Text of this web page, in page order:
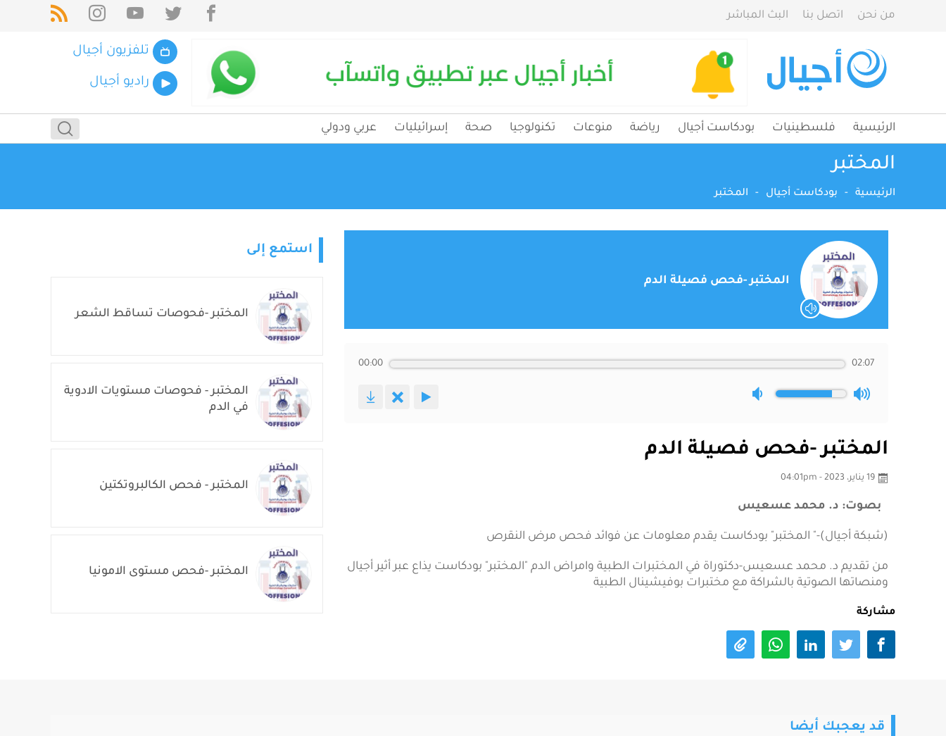
من نحن اتصل بنا البث المباشر
تلفزيون أجيال
راديو أجيال
الرئيسية فلسطينيات بودكاست أجيال رياضة منوعات تكنولوجيا صحة إسرائيليات عربي ودولي
المختبر
الرئيسية - بودكاست أجيال - المختبر
المختبر -فحص فصيلة الدم
00:00 02:07
المختبر -فحص فصيلة الدم
19 يناير، 2023 - 04:01pm
بصوت: د. محمد عسعيس
(شبكة أجيال)-" المختبر" بودكاست يقدم معلومات عن فوائد فحص مرض النقرص
من تقديم د. محمد عسعيس-دكتوراة في المختبرات الطبية وامراض الدم "المختبر" بودكاست يذاع عبر أثير أجيال
ومنصاتها الصوتية بالشراكة مع مختبرات بوفيشينال الطبية
مشاركة
استمع إلى
المختبر -فحوصات تساقط الشعر
المختبر - فحوصات مستويات الادوية
في الدم
المختبر - فحص الكالبروتكتين
المختبر -فحص مستوى الامونيا
قد يعجبك أيضا